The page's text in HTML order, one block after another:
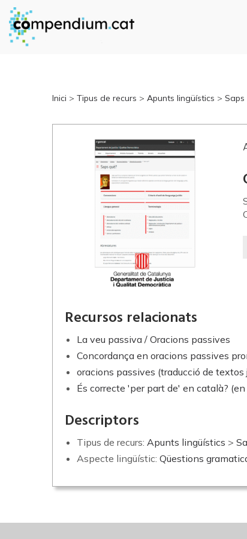
Inici > Tipus de recurs > Apunts lingüístics > Saps
Recursos relacionats
La veu passiva / Oracions passives
Concordança en oracions passives
oracions passives (traducció de textos
És correcte 'per part de' en català?
Descriptors
Tipus de recurs: Apunts lingüístics >
Aspecte lingüístic: Qüestions